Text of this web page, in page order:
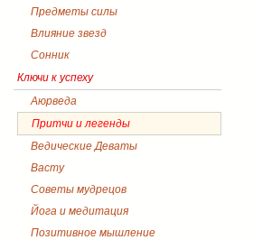
Предметы силы
Влияние звезд
Сонник
Ключи к успеху
Аюрведа
Притчи и легенды
Ведические Деваты
Васту
Советы мудрецов
Йога и медитация
Позитивное мышление